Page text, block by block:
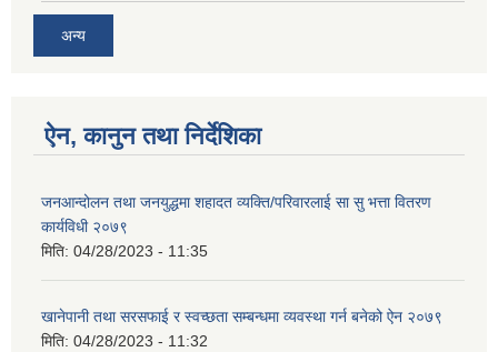
अन्य
ऐन, कानुन तथा निर्देशिका
जनआन्दोलन तथा जनयुद्धमा शहादत व्यक्ति/परिवारलाई सा सु भत्ता वितरण
कार्यविधी २०७९
मिति: 04/28/2023 - 11:35
खानेपानी तथा सरसफाई र स्वच्छता सम्बन्धमा व्यवस्था गर्न बनेको ऐन २०७९
मिति: 04/28/2023 - 11:32